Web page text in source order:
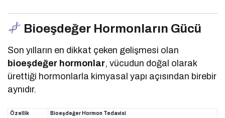
Bioeşdeğer Hormonların Gücü
Son yılların en dikkat çeken gelişmesi olan
bioeşdeğer hormonlar, vücudun doğal olarak
ürettiği hormonlarla kimyasal yapı açısından birebir
aynıdır.
Özellik Bioeşdeğer Hormon Tedavisi